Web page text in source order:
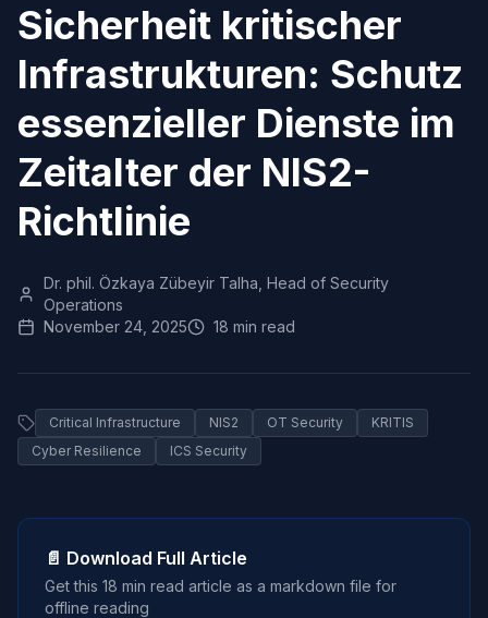
Sicherheit kritischer
Infrastrukturen: Schutz
essenzieller Dienste im
Zeitalter der NIS2-
Richtlinie
Dr. phil. Özkaya Zübeyir Talha, Head of Security
Operations
November 24, 2025
18 min read
Critical Infrastructure NIS2 OT Security
KRITIS
Cyber Resilience
ICS Security
📄 Download Full Article
Get this 18 min read article as a markdown file for
offline reading